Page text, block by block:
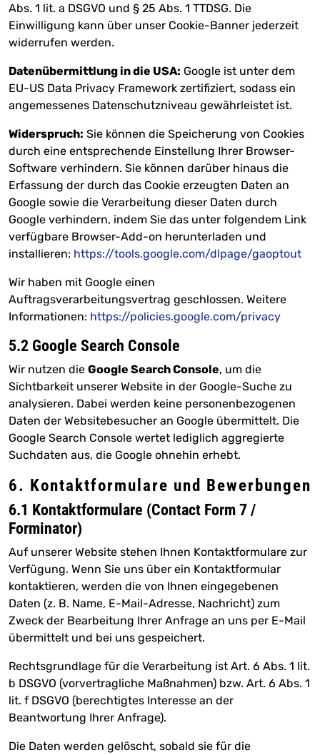
Abs. 1 lit. a DSGVO und § 25 Abs. 1 TTDSG. Die
Einwilligung kann über unser Cookie-Banner jederzeit
widerrufen werden.
Datenübermittlung in die USA: Google ist unter dem
EU-US Data Privacy Framework zertifiziert, sodass ein
angemessenes Datenschutzniveau gewährleistet ist.
Widerspruch: Sie können die Speicherung von Cookies
durch eine entsprechende Einstellung Ihrer Browser-
Software verhindern. Sie können darüber hinaus die
Erfassung der durch das Cookie erzeugten Daten an
Google sowie die Verarbeitung dieser Daten durch
Google verhindern, indem Sie das unter folgendem Link
verfügbare Browser-Add-on herunterladen und
installieren: https://tools.google.com/dlpage/gaoptout
Wir haben mit Google einen
Auftragsverarbeitungsvertrag geschlossen. Weitere
Informationen: https://policies.google.com/privacy
5.2 Google Search Console
Wir nutzen die Google Search Console, um die
Sichtbarkeit unserer Website in der Google-Suche zu
analysieren. Dabei werden keine personenbezogenen
Daten der Websitebesucher an Google übermittelt. Die
Google Search Console wertet lediglich aggregierte
Suchdaten aus, die Google ohnehin erhebt.
6. Kontaktformulare und Bewerbungen
6.1 Kontaktformulare (Contact Form 7 /
Forminator)
Auf unserer Website stehen Ihnen Kontaktformulare zur
Verfügung. Wenn Sie uns über ein Kontaktformular
kontaktieren, werden die von Ihnen eingegebenen
Daten (z. B. Name, E-Mail-Adresse, Nachricht) zum
Zweck der Bearbeitung Ihrer Anfrage an uns per E-Mail
übermittelt und bei uns gespeichert.
Rechtsgrundlage für die Verarbeitung ist Art. 6 Abs. 1 lit.
b DSGVO (vorvertragliche Maßnahmen) bzw. Art. 6 Abs. 1
lit. f DSGVO (berechtigtes Interesse an der
Beantwortung Ihrer Anfrage).
Die Daten werden gelöscht, sobald sie für die